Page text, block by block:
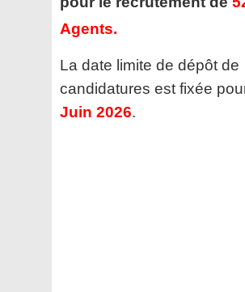
Agents.
La date limite de dépôt de
candidatures est fixée
Juin 2026.